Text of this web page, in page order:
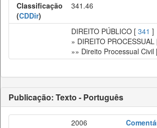
Classificação
(CDDir)
341.46
DIREITO PÚBLICO [ 341 ]
» DIREITO PROCESSUAL
»» Direito Processual Civil
Publicação: Texto - Português
2006